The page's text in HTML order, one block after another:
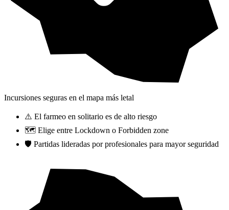
Incursiones seguras en el mapa más letal
⚠️ El farmeo en solitario es de alto riesgo
🗺️ Elige entre Lockdown o Forbidden zone
🛡️ Partidas lideradas por profesionales para mayor seguridad